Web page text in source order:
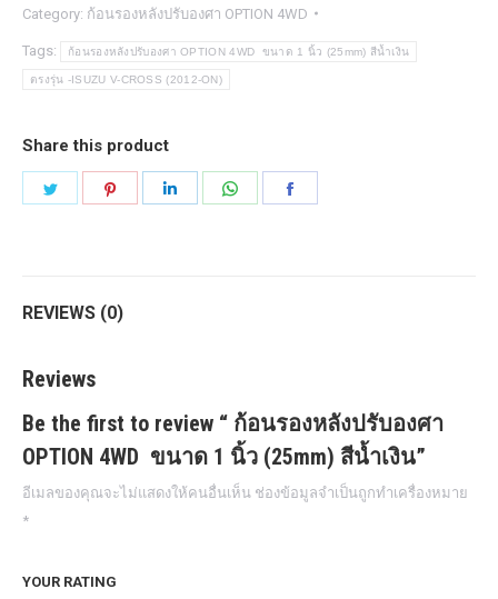
องศา
OPTION
4WD
1
นิ้ว
(25mm)
Category: ก้อนรองหลังปรับองศา OPTION 4WD
Tags: ก้อนรองหลังปรับองศา OPTION 4WD ขนาด 1 นิ้ว (25mm) สีน้ำเงิน
ตรงรุ่น -ISUZU V-CROSS (2012-ON)
Share this product
REVIEWS (0)
Reviews
Be the first to review “ ก้อนรองหลังปรับองศา
OPTION 4WD ขนาด 1 นิ้ว (25mm) สีน้ำเงิน”
อีเมลของคุณจะไม่แสดงให้คนอื่นเห็น ช่องข้อมูลจำเป็นถูกทำเครื่องหมาย
*
YOUR RATING